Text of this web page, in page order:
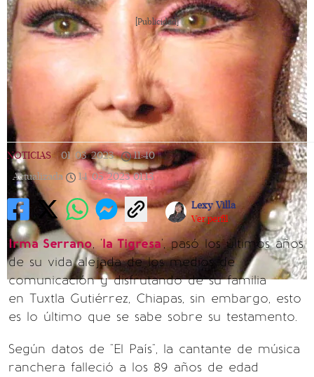
[Publicidad]
NOTICIAS | 01/03/2023 | 11:40 |
Actualizada
14/05/2023 01:13
Lexy Villa
Ver perfil
Irma Serrano, 'la Tigresa', pasó los últimos años
de su vida alejada de los medios de
comunicación y disfrutando de su familia
en Tuxtla Gutiérrez, Chiapas, sin embargo, esto
es lo último que se sabe sobre su testamento.
Según datos de "El País", la cantante de música
ranchera falleció a los 89 años de edad